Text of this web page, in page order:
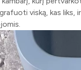
viską, kas liks,